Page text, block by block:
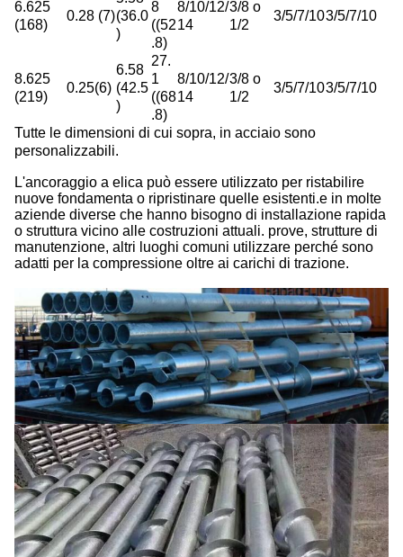
6.625
(168)
0.28 (7)(36.0
)
8
((52
.8)
8/10/12/
14
3/8 o
1/2
3/5/7/103/5/7/10
8.625
(219)
0.25(6)
6.58
(42.5
)
27.
1
((68
.8)
8/10/12/
14
3/8 o
1/2
3/5/7/103/5/7/10
Tutte le dimensioni di cui sopra, in acciaio sono
personalizzabili.
L'ancoraggio a elica può essere utilizzato per ristabilire
nuove fondamenta o ripristinare quelle esistenti.e in molte
aziende diverse che hanno bisogno di installazione rapida
o struttura vicino alle costruzioni attuali. prove, strutture di
manutenzione, altri luoghi comuni utilizzare perché sono
adatti per la compressione oltre ai carichi di trazione.